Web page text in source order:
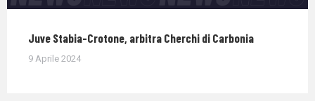
Juve Stabia-Crotone, arbitra Cherchi di Carbonia
9 Aprile 2024